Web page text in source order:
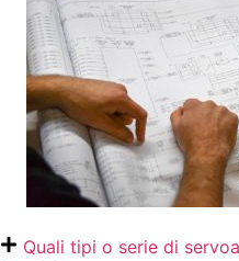
Quali tipi o serie di